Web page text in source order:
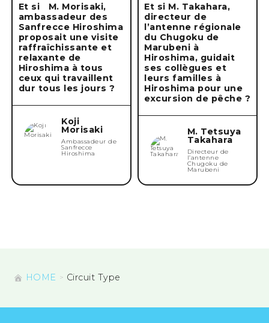
Et si M. Morisaki,
ambassadeur des
Sanfrecce Hiroshima
proposait une visite
raffraîchissante et
relaxante de
Hiroshima à tous
ceux qui travaillent
dur tous les jours ?
Koji
Morisaki
Ambassadeur de
Sanfrecce
Hiroshima
Et si M. Takahara,
directeur de
l’antenne régionale
du Chugoku de
Marubeni à
Hiroshima, guidait
ses collègues et
leurs familles à
Hiroshima pour une
excursion de pêche ?
M. Tetsuya
Takahara
Directeur de
l’antenne
Chugoku de
Marubeni
HOME Circuit Type